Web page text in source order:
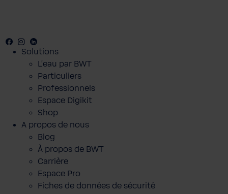
Facebook
YoutubeInstagram
Solutions
L'eau par BWT
Particuliers
Professionnels
Espace Digikit
Shop
A propos de nous
Blog
À propos de BWT
Carrière
Espace Pro
Fiches de données de sécurité